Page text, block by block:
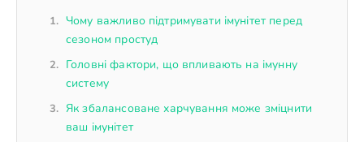
Чому важливо підтримувати імунітет перед
сезоном простуд
Головні фактори, що впливають на імунну
систему
Як збалансоване харчування може зміцнити
ваш імунітет